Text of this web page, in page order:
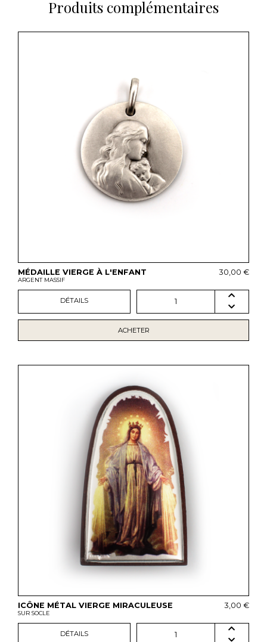
Produits complémentaires
MÉDAILLE VIERGE À L'ENFANT
ARGENT MASSIF
30,00 €
DÉTAILS 1
ACHETER
ICÔNE MÉTAL VIERGE MIRACULEUSE
SUR SOCLE
3,00 €
DÉTAILS 1